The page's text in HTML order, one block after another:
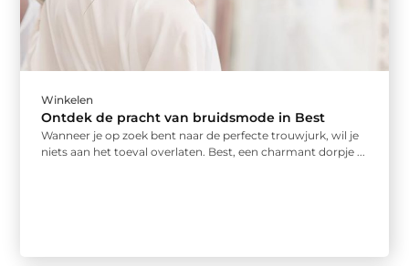
Winkelen
Ontdek de pracht van bruidsmode in Best
Wanneer je op zoek bent naar de perfecte trouwjurk, wil je
niets aan het toeval overlaten. Best, een charmant dorpje ...